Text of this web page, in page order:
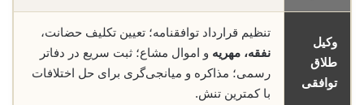
وکیل
طلاق
توافقی
تنظیم قرارداد توافقنامه؛ تعیین تکلیف حضانت،
نفقه، مهریه و اموال مشاع؛ ثبت سریع در دفاتر
رسمی؛ مذاکره و میانجی‌گری برای حل اختلافات
با کمترین تنش.